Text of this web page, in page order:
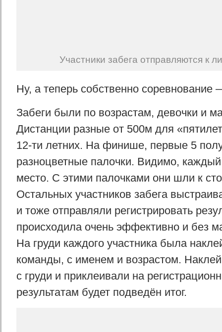
Участники забега отправляются к
Ну, а теперь собственно соревнование
Забеги были по возрастам, девочки и
Дистанции разные от 500м для
12-ти летних. На финише, первые 5
разноцветные палочки. Видимо,
место. С этими палочками они шли к
Остальных участников забега
и тоже отправляли регистрировать
происходила очень эффективно и без
На груди каждого участника была
команды, с именем и возрастом.
с груди и приклеивали на
результатам будет подведён итог.